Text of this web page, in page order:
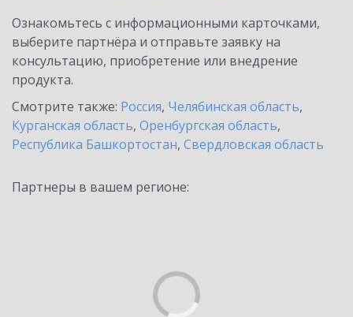
Ознакомьтесь с информационными карточками,
выберите партнёра и отправьте заявку на
консультацию, приобретение или внедрение
продукта.
Смотрите также: Россия, Челябинская область,
Курганская область, Оренбургская область,
Республика Башкортостан, Свердловская область
Партнеры в вашем регионе: